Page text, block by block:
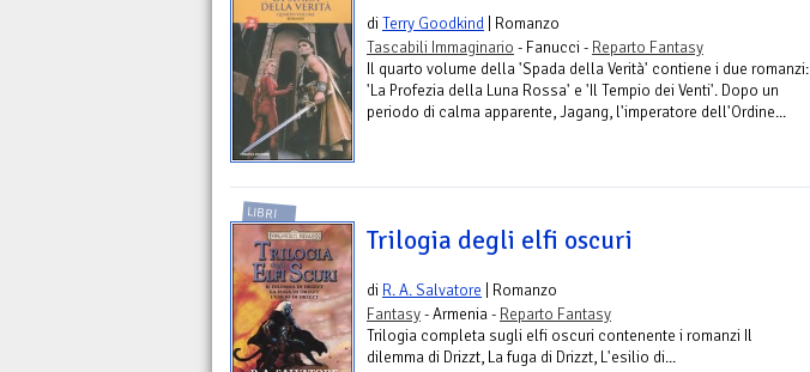
diTerry Goodkind | Romanzo
Tascabili Immaginario - Fanucci - Reparto Fantasy
Il quarto volume della 'Spada della Verità' contiene i due romanzi:
'La Profezia della Luna Rossa' e 'Il Tempio dei Venti'. Dopo un
periodo di calma apparente, Jagang, l'imperatore dell'Ordine...
LIBRI
Trilogia degli elfi oscuri
di R. A. Salvatore | Romanzo
Fantasy- Armenia - Reparto Fantasy
Trilogia completa sugli elfi oscuri contenente i romanzi Il
dilemma di Drizzt, La fuga di Drizzt, L'esilio di...